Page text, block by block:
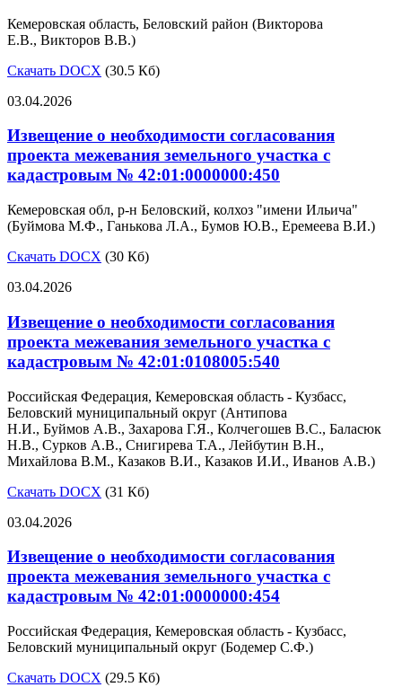
Кемеровская область, Беловский район (Викторова
Е.В., Викторов В.В.)
Скачать DOCX (30.5 Кб)
03.04.2026
Извещение о необходимости согласования
проекта межевания земельного участка с
кадастровым № 42:01:0000000:450
Кемеровская обл, р-н Беловский, колхоз "имени Ильича"
(Буймова М.Ф., Ганькова Л.А., Бумов Ю.В., Еремеева В.И.)
Скачать DOCX (30 Кб)
03.04.2026
Извещение о необходимости согласования
проекта межевания земельного участка с
кадастровым № 42:01:0108005:540
Российская Федерация, Кемеровская область - Кузбасс,
Беловский муниципальный округ (Антипова
Н.И., Буймов А.В., Захарова Г.Я., Колчегошев В.С., Баласюк
Н.В., Сурков А.В., Снигирева Т.А., Лейбутин В.Н.,
Михайлова В.М., Казаков В.И., Казаков И.И., Иванов А.В.)
Скачать DOCX (31 Кб)
03.04.2026
Извещение о необходимости согласования
проекта межевания земельного участка с
кадастровым № 42:01:0000000:454
Российская Федерация, Кемеровская область - Кузбасс,
Беловский муниципальный округ (Бодемер С.Ф.)
Скачать DOCX (29.5 Кб)